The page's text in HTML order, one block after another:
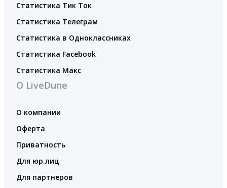
Статистика Тик Ток
Статистика Телеграм
Статистика в Одноклассниках
Статистика Facebook
Статистика Макс
О LiveDune
О компании
Оферта
Приватность
Для юр.лиц
Для партнеров